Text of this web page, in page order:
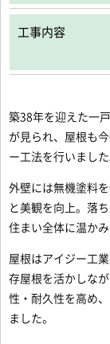
工事内容
築38年を迎えた一
が見られ、屋根も
ー工法を行いました
外壁には無機塗料
と美観を向上。落
住まい全体に温か
屋根はアイジー工
存屋根を活かしな
性・耐久性を高め
ました。